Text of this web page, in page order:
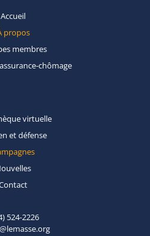
Accueil
propos
membres
chômage
virtuelle
etdéfense
524-2226